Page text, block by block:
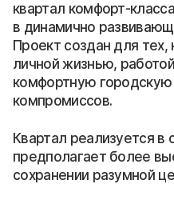
квартал комфорт-
в динамично
Проект создан для
личной жизнью,
комфортную городскую
компромиссов.
Квартал реализуется в
предполагает более
сохранении разумной